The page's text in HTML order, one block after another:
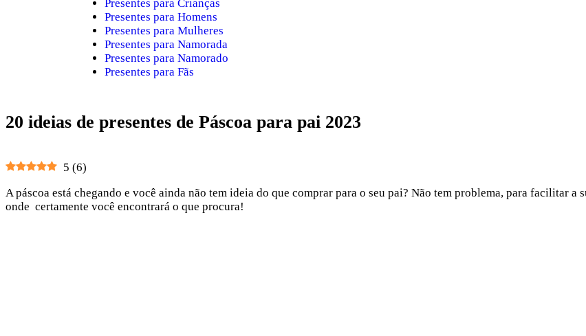
Presentes para Crianças
Presentes para Homens
Presentes para Mulheres
Presentes para Namorada
Presentes para Namorado
Presentes para Fãs
20 ideias de presentes de Páscoa para pai 2023
5 (6)
A páscoa está chegando e você ainda não tem ideia do que comprar para o seu pai? Não tem problema, para facilitar
onde certamente você encontrará o que procura!